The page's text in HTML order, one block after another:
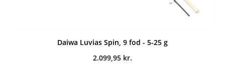
Daiwa Luvias Spin, 9 fod - 5-25 g
2.099,95 kr.